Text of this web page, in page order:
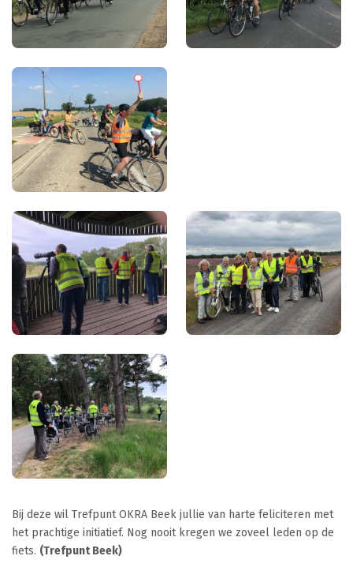
Bij deze wil Trefpunt OKRA Beek jullie van harte feliciteren met
het prachtige initiatief. Nog nooit kregen we zoveel leden op de
fiets. (Trefpunt Beek)